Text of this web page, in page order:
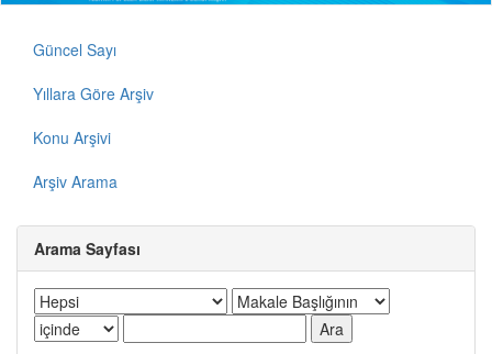
Güncel Sayı
Yıllara Göre Arşiv
Konu Arşivi
Arşiv Arama
Arama Sayfası